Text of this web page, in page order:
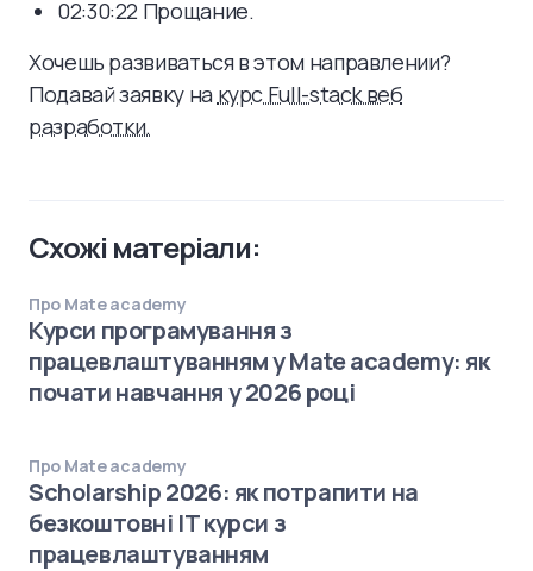
02:30:22 Прощание.
Хочешь развиваться в этом направлении?
Подавай заявку на курс Full-stack веб
разработки.
Схожі матеріали:
Про Mate academy
Курси програмування з
працевлаштуванням у Mate academy: як
почати навчання у 2026 році
Про Mate academy
Scholarship 2026: як потрапити на
безкоштовні IT курси з
працевлаштуванням